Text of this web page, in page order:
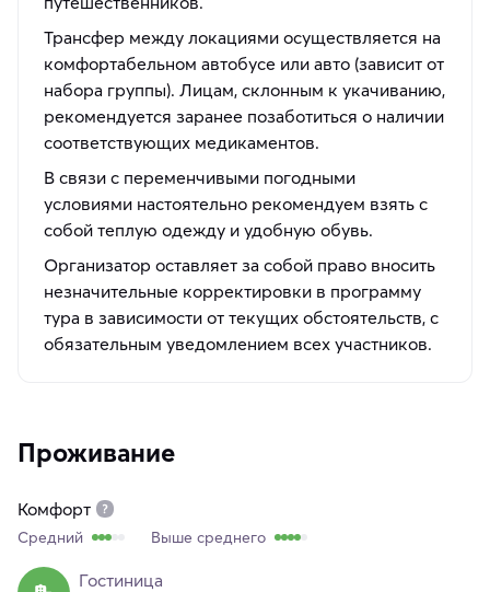
Трансфер между локациями осуществляется на
комфортабельном автобусе или авто (зависит от
набора группы). Лицам, склонным к укачиванию,
рекомендуется заранее позаботиться о наличии
соответствующих медикаментов.
В связи с переменчивыми погодными
условиями настоятельно рекомендуем взять с
собой теплую одежду и удобную обувь.
Организатор оставляет за собой право вносить
незначительные корректировки в программу
тура в зависимости от текущих обстоятельств, с
обязательным уведомлением всех участников.
Проживание
Комфорт
Средний Выше среднего
Гостиница